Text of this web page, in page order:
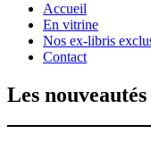
Accueil
En vitrine
Nos ex-libris
Contact
Les